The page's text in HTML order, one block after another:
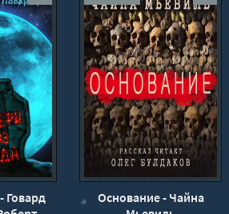
Говард
Основание - Чайна